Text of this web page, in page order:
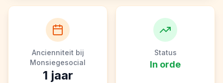
Ancienniteit bij
Monsiegesocial
1 jaar
Status
In orde